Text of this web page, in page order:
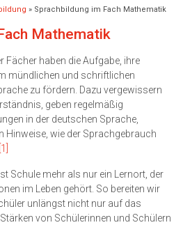
» Sprachbildung im Fach Mathematik
Mathematik
Fächer haben die Aufgabe, ihre
mündlichen und schriftlichen
zu fördern. Dazu vergewissern
geben regelmäßig
in der deutschen Sprache,
Hinweise, wie der Sprachgebrauch
[1]
Schule mehr als nur ein Lernort, der
im Leben gehört. So bereiten wir
unlängst nicht nur auf das
von Schülerinnen und Schülern